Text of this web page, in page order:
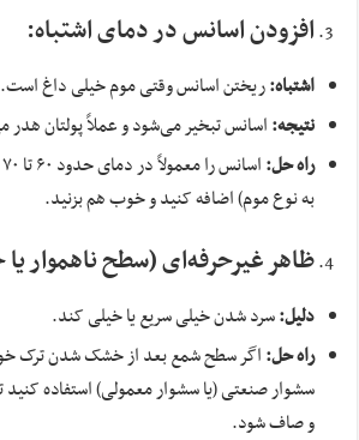
افزودن اسانس در دمای اشتباه:
اشتباه:ریختن اسانس وقتی موم خیلی داغ است.
نتیجه:اسانس تبخیر می‌شود و عملاً پولتان هدر
راه حل:
به نوع موم) اضافه کنید و خوب هم بزنید.
ظاهر غیرحرفه‌ای (سطح ناهموار
دلیل:سرد شدن خیلی سریع یا خیلی کند.
راه حل:اگر سطح شمع بعد از خشک شدن ترک
سشوار صنعتی (یا سشوار معمولی) استفاده کنید
و صاف شود.